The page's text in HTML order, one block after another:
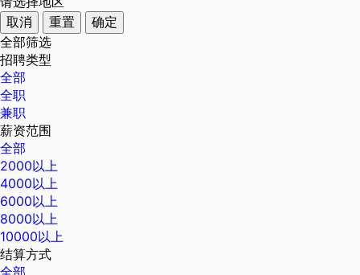
取消
重置
确定
全部筛选
招聘类型
全部
全职
兼职
薪资范围
全部
2000以上
4000以上
6000以上
8000以上
10000以上
结算方式